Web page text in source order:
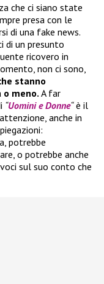
che ci siano state
presa con le
di una fake news.
di un presunto
ricovero in
non ci sono,
stanno
meno. A far
“Uomini e Donne“è il
anche in
potrebbe
o potrebbe anche
sul suo conto che